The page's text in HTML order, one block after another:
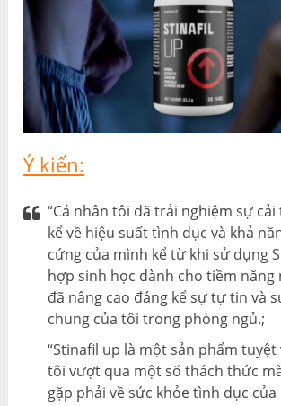
Ý kiến:
“Cá nhân tôi đã trải nghiệm sự
kể về hiệu suất tình dục và khả
cứng của mình kể từ khi sử dụng
hợp sinh học dành cho tiềm năng
đã nâng cao đáng kể sự tự tin và
chung của tôi trong phòng ngủ.;
“Stinafil up là một sản phẩm tuyệt
tôi vượt qua một số thách thức
gặp phải về sức khỏe tình dục của